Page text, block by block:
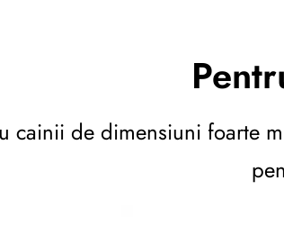
cainii de dimensiuni foarte